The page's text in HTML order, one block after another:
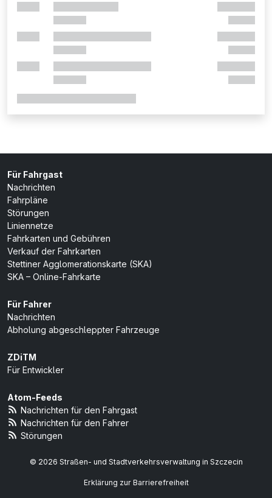
Für Fahrgast
Nachrichten
Fahrpläne
Störungen
Liniennetze
Fahrkarten und Gebühren
Verkauf der Fahrkarten
Stettiner Agglomerationskarte (SKA)
SKA – Online-Fahrkarte
Für Fahrer
Nachrichten
Abholung abgeschleppter Fahrzeuge
ZDiTM
Für Entwickler
Atom-Feeds
Nachrichten für den Fahrgast
Nachrichten für den Fahrer
Störungen
© 2026 Straßen- und Stadtverkehrsverwaltung in Szczecin
Erklärung zur Barrierefreiheit